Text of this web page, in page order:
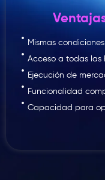
Mismas
Acceso a todas las
Ejecución de
Funcionalidad
Capacidad para